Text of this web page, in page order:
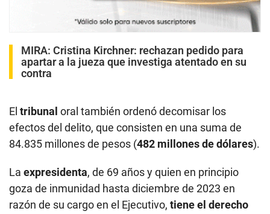
MIRA: Cristina Kirchner: rechazan pedido para
apartar a la jueza que investiga atentado en su
contra
El tribunal oral también ordenó decomisar los
efectos del delito, que consisten en una suma de
84.835 millones de pesos (482 millones de dólares).
La expresidenta, de 69 años y quien en principio
goza de inmunidad hasta diciembre de 2023 en
razón de su cargo en el Ejecutivo, tiene el derecho